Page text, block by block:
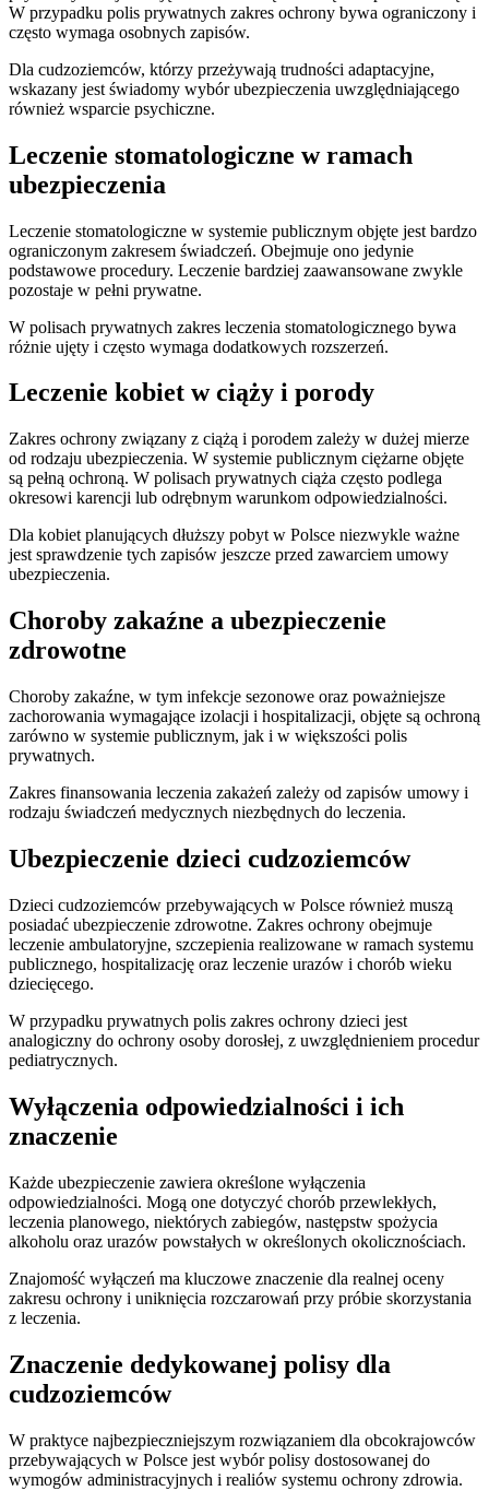
W przypadku polis prywatnych zakres ochrony bywa ograniczony i
często wymaga osobnych zapisów.
Dla cudzoziemców, którzy przeżywają trudności adaptacyjne,
wskazany jest świadomy wybór ubezpieczenia uwzględniającego
również wsparcie psychiczne.
Leczenie stomatologiczne w ramach
ubezpieczenia
Leczenie stomatologiczne w systemie publicznym objęte jest bardzo
ograniczonym zakresem świadczeń. Obejmuje ono jedynie
podstawowe procedury. Leczenie bardziej zaawansowane zwykle
pozostaje w pełni prywatne.
W polisach prywatnych zakres leczenia stomatologicznego bywa
różnie ujęty i często wymaga dodatkowych rozszerzeń.
Leczenie kobiet w ciąży i porody
Zakres ochrony związany z ciążą i porodem zależy w dużej mierze
od rodzaju ubezpieczenia. W systemie publicznym ciężarne objęte
są pełną ochroną. W polisach prywatnych ciąża często podlega
okresowi karencji lub odrębnym warunkom odpowiedzialności.
Dla kobiet planujących dłuższy pobyt w Polsce niezwykle ważne
jest sprawdzenie tych zapisów jeszcze przed zawarciem umowy
ubezpieczenia.
Choroby zakaźne a ubezpieczenie
zdrowotne
Choroby zakaźne, w tym infekcje sezonowe oraz poważniejsze
zachorowania wymagające izolacji i hospitalizacji, objęte są ochroną
zarówno w systemie publicznym, jak i w większości polis
prywatnych.
Zakres finansowania leczenia zakażeń zależy od zapisów umowy i
rodzaju świadczeń medycznych niezbędnych do leczenia.
Ubezpieczenie dzieci cudzoziemców
Dzieci cudzoziemców przebywających w Polsce również muszą
posiadać ubezpieczenie zdrowotne. Zakres ochrony obejmuje
leczenie ambulatoryjne, szczepienia realizowane w ramach systemu
publicznego, hospitalizację oraz leczenie urazów i chorób wieku
dziecięcego.
W przypadku prywatnych polis zakres ochrony dzieci jest
analogiczny do ochrony osoby dorosłej, z uwzględnieniem procedur
pediatrycznych.
Wyłączenia odpowiedzialności i ich
znaczenie
Każde ubezpieczenie zawiera określone wyłączenia
odpowiedzialności. Mogą one dotyczyć chorób przewlekłych,
leczenia planowego, niektórych zabiegów, następstw spożycia
alkoholu oraz urazów powstałych w określonych okolicznościach.
Znajomość wyłączeń ma kluczowe znaczenie dla realnej oceny
zakresu ochrony i uniknięcia rozczarowań przy próbie skorzystania
z leczenia.
Znaczenie dedykowanej polisy dla
cudzoziemców
W praktyce najbezpieczniejszym rozwiązaniem dla obcokrajowców
przebywających w Polsce jest wybór polisy dostosowanej do
wymogów administracyjnych i realiów systemu ochrony zdrowia.